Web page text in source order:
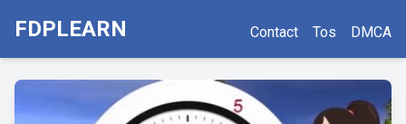
FDPLEARN Contact Tos DMCA